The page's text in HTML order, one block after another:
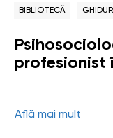
BIBLIOTECĂ GHIDURI
profesionist
Află mai mult